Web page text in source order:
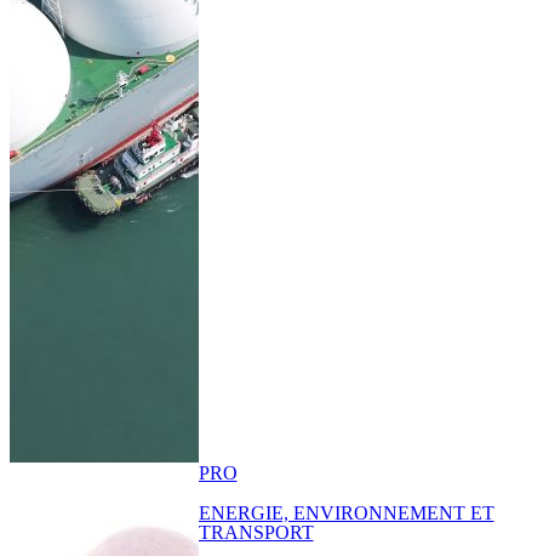
PRO
ENERGIE, ENVIRONNEMENT ET
TRANSPORT